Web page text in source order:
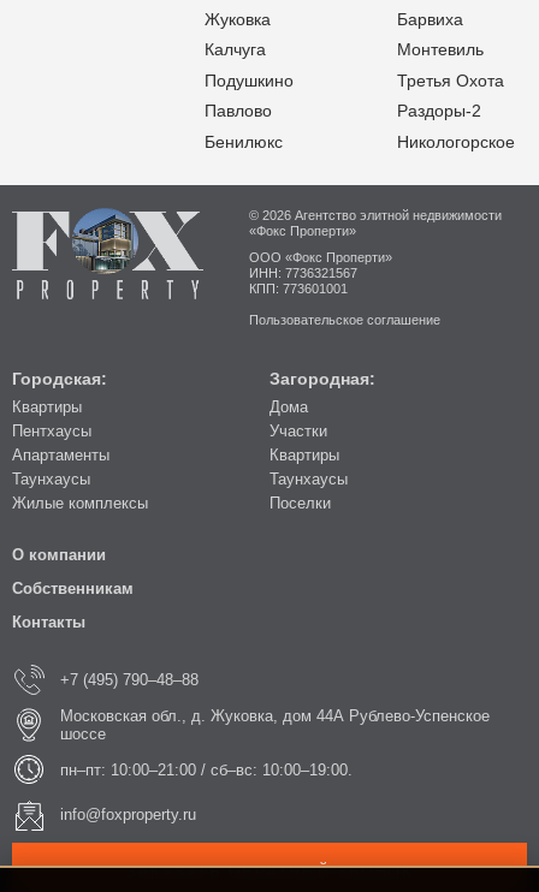
Жуковка
Калчуга
Подушкино
Павлово
Бенилюкс
Барвиха
Монтевиль
Третья Охота
Раздоры-2
Никологорское
© 2026 Агентство элитной недвижимости
«Фокс Проперти»
ООО «Фокс Проперти»
ИНН: 7736321567
КПП: 773601001
Пользовательское соглашение
Городская:
Квартиры
Пентхаусы
Апартаменты
Таунхаусы
Жилые комплексы
Загородная:
Дома
Участки
Квартиры
Таунхаусы
Поселки
О компании
Собственникам
Контакты
+7 (495) 790–48–88
Московская обл., д. Жуковка, дом 44А Рублево-Успенское
шоссе
пн–пт: 10:00–21:00 / сб–вс: 10:00–19:00.
info@foxproperty.ru
ЗАКАЗАТЬ ОБРАТНЫЙ ЗВОНОК